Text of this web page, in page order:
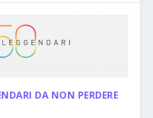
DA NON PERDERE